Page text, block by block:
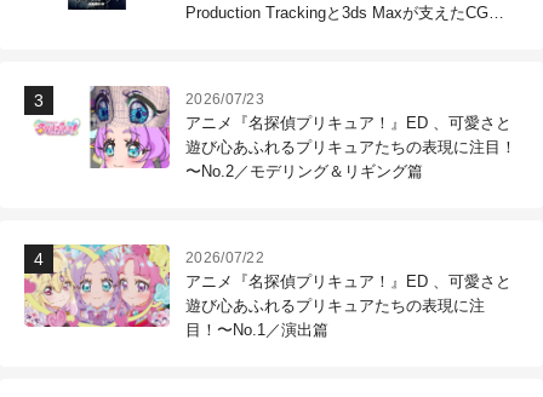
Production Trackingと3ds Maxが支えたCG制
2026/07/23
アニメ『名探偵プリキュア！』ED 、可愛さと
遊び心あふれるプリキュアたちの表現に注目！
〜No.2／モデリング＆リギング篇
2026/07/22
アニメ『名探偵プリキュア！』ED 、可愛さと
遊び心あふれるプリキュアたちの表現に注
目！〜No.1／演出篇